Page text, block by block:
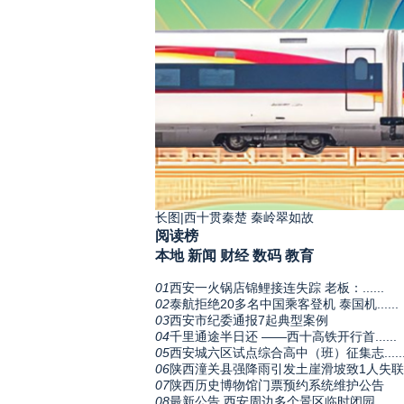
长图|西十贯秦楚 秦岭翠如故
阅读榜
本地 新闻 财经 数码 教育
01西安一火锅店锦鲤接连失踪 老板：......
02泰航拒绝20多名中国乘客登机 泰国机......
03西安市纪委通报7起典型案例
04千里通途半日还 ——西十高铁开行首......
05西安城六区试点综合高中（班）征集志
06陕西潼关县强降雨引发土崖滑坡致1人失联
07陕西历史博物馆门票预约系统维护公告